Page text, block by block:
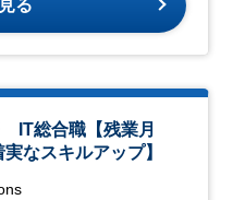
る
総合職【残業月
なスキルアップ】